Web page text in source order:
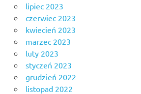
lipiec 2023
czerwiec 2023
kwiecień 2023
marzec 2023
luty 2023
styczeń 2023
grudzień 2022
listopad 2022